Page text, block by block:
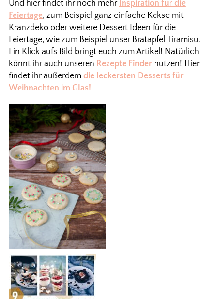
Und hier findet ihr noch mehr Inspiration für die
Feiertage, zum Beispiel ganz einfache Kekse mit
Kranzdeko oder weitere Dessert Ideen für die
Feiertage, wie zum Beispiel unser Bratapfel Tiramisu.
Ein Klick aufs Bild bringt euch zum Artikel! Natürlich
könnt ihr auch unseren Rezepte Findernutzen! Hier
findet ihr außerdem die leckersten Desserts für
Weihnachten im Glas!